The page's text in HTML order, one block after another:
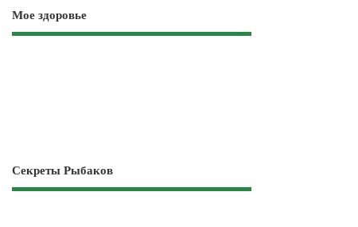
Мое здоровье
Секреты Рыбаков